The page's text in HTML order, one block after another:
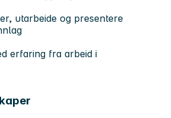
utarbeide og presentere
erfaring fra arbeid i